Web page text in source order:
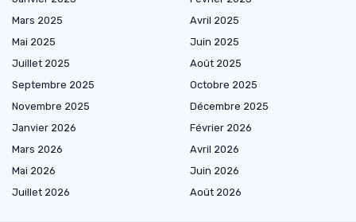
Mars 2025
Avril 2025
Mai 2025
Juin 2025
Juillet 2025
Août 2025
Septembre 2025
Octobre 2025
Novembre 2025
Décembre 2025
Janvier 2026
Février 2026
Mars 2026
Avril 2026
Mai 2026
Juin 2026
Juillet 2026
Août 2026